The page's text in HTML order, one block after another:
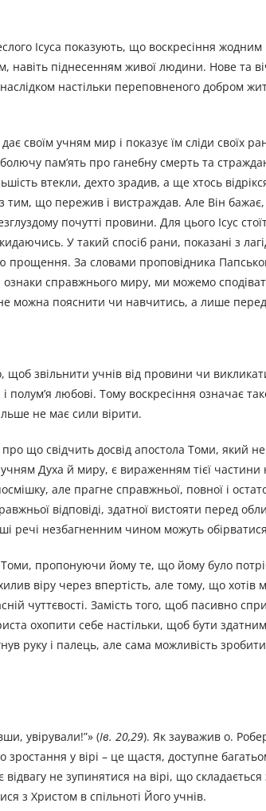
Ісуса показують, що воскресіння
піднесенням живої людини. Нове та
настільки переповненого добром
своїм учням мир і показує їм сліди своїх
пам’ять про ганебну смерть та
втекли, дехто зрадив, а ще хтось
тим, що пережив і вистраждав. Але Він
почутті провини. Для цього Ісус
У такий спосіб рани, показані з
За словами проповідника
справжнього миру, ми можемо
можна пояснити чи навчитись, а лише
щоб звільнити учнів від провини чи
любові. Тому воскресіння означає
не має сили вірити.
що свідчить досвід апостола Томи, який
Духа й миру, є вираженням тієї частини
але прагне справжньої, повної і
відповіді, здатної вистояти перед
речі незбагненним чином можуть
Томи, пропонуючи йому те, що йому було
віру через впертість, але тому, що хотів
чуттєвості. Замість того, щоб пасивно
охопити себе настільки, щоб бути
руку і палець, але сама можливість
увірували!”» (Ів. 20,29). Як зауважив о.
зростання у вірі – це щастя, доступне
не зупинятися на вірі, що складається
з Христом в спільноті Його учнів.